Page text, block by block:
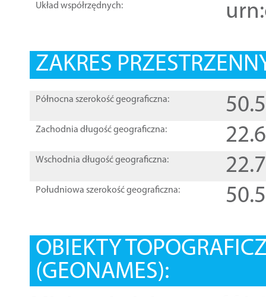
Układ współrzędnych:
ZAKRES
Północna szerokość geograficzna:
Zachodnia długość geograficzna:
Wschodnia długość geograficzna:
Południowa szerokość geograficzna:
OBIEKTY
(GEONAMES):